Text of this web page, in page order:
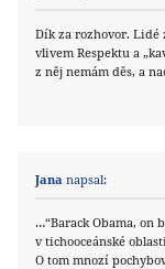
Dík za rozhovor. Lidé
vlivem Respektu a
z něj nemám děs, a
Jana napsal:
…“Barack Obama,
v tichooceánské
O tom mnozí